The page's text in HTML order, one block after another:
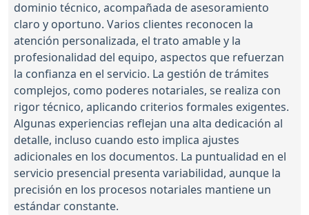
dominio técnico, acompañada de asesoramiento
claro y oportuno. Varios clientes reconocen la
atención personalizada, el trato amable y la
profesionalidad del equipo, aspectos que refuerzan
la confianza en el servicio. La gestión de trámites
complejos, como poderes notariales, se realiza con
rigor técnico, aplicando criterios formales exigentes.
Algunas experiencias reflejan una alta dedicación al
detalle, incluso cuando esto implica ajustes
adicionales en los documentos. La puntualidad en el
servicio presencial presenta variabilidad, aunque la
precisión en los procesos notariales mantiene un
estándar constante.